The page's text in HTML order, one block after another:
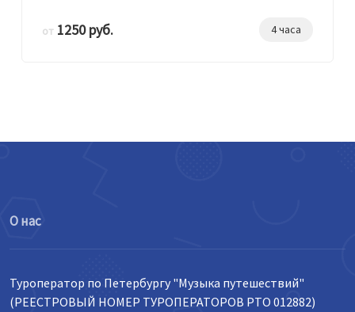
от 1250 руб. 4 часа
О нас
Туроператор по Петербургу "Музыка путешествий"
(РЕЕСТРОВЫЙ НОМЕР ТУРОПЕРАТОРОВ РТО 012882)